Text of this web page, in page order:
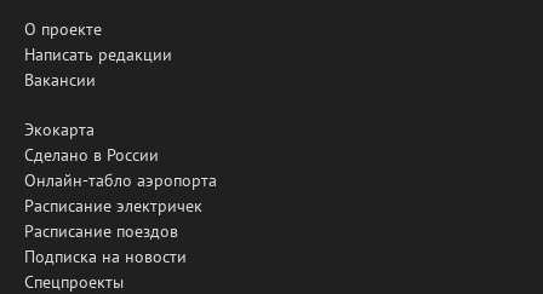
О проекте
Написать редакции
Вакансии
Экокарта
Сделано в России
Онлайн-табло аэропорта
Расписание электричек
Расписание поездов
Подписка на новости
Спецпроекты